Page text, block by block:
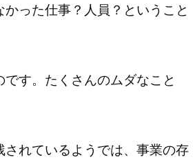
った仕事？人員？ということ
す。たくさんのムダなこと
されているようでは、事業の存